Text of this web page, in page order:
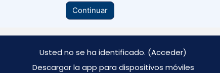
Continuar
Usted no se ha identificado. (Acceder)
Descargar la app para dispositivos móviles